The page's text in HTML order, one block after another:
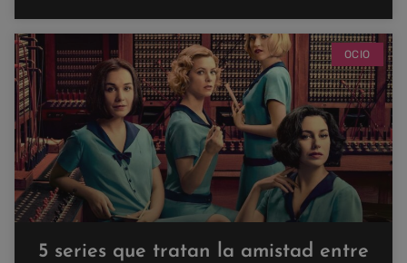
OCIO
5 series que tratan la amistad entre